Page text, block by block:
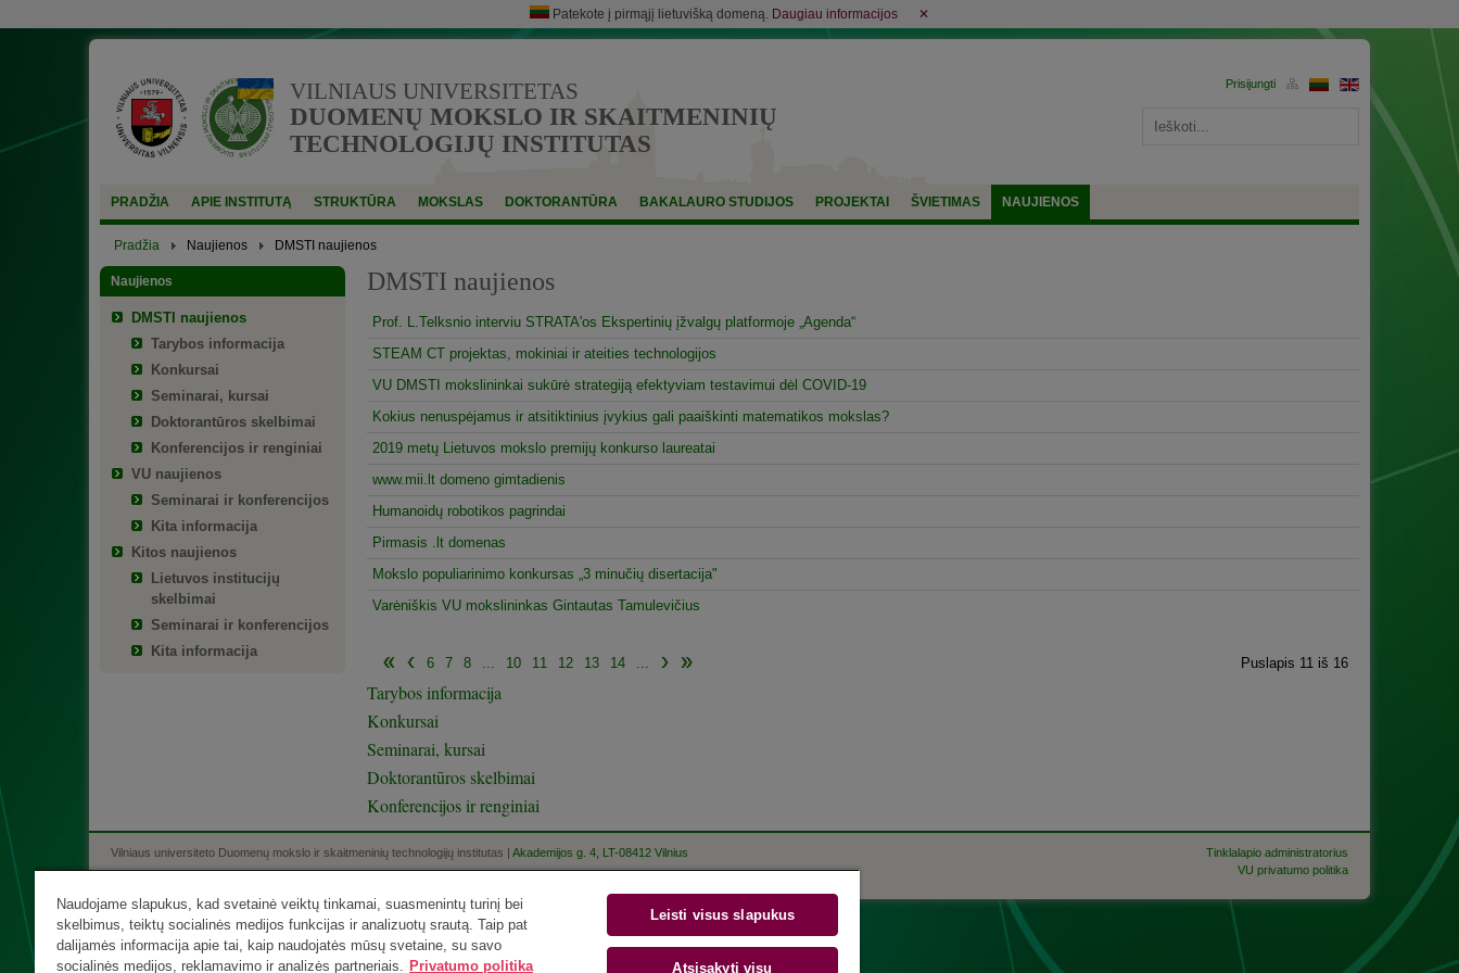
Patekote į pirmąjį lietuvišką domeną. Daugiau informacijos ✕
VILNIAUS UNIVERSITETAS
DUOMENŲ MOKSLO IR SKAITMENINIŲ
TECHNOLOGIJŲ INSTITUTAS
PRADŽIA APIE INSTITUTĄ STRUKTŪRA MOKSLAS DOKTORANTŪRA BAKALAURO STUDIJOS PROJEKTAI ŠVIETIMAS NAUJIENOS
Pradžia Naujienos DMSTI naujienos
Naujienos
DMSTI naujienos
Tarybos informacija
Konkursai
Seminarai, kursai
Doktorantūros skelbimai
Konferencijos ir renginiai
VU naujienos
Seminarai ir konferencijos
Kita informacija
Kitos naujienos
Lietuvos institucijų
skelbimai
Seminarai ir konferencijos
Kita informacija
DMSTI naujienos
Prof. L.Telksnio interviu STRATA'os Ekspertinių įžvalgų platformoje „Agenda“
STEAM CT projektas, mokiniai ir ateities technologijos
VU DMSTI mokslininkai sukūrė strategiją efektyviam testavimui dėl COVID-19
Kokius nenuspėjamus ir atsitiktinius įvykius gali paaiškinti matematikos mokslas?
2019 metų Lietuvos mokslo premijų konkurso laureatai
www.mii.lt domeno gimtadienis
Humanoidų robotikos pagrindai
Pirmasis .lt domenas
Mokslo populiarinimo konkursas „3 minučių disertacija"
Varėniškis VU mokslininkas Gintautas Tamulevičius
Puslapis 11 iš 16
6 7 8 ... 10 11 12 13 14 ...
Tarybos informacija
Konkursai
Seminarai, kursai
Doktorantūros skelbimai
Konferencijos ir renginiai
Vilniaus universiteto Duomenų mokslo ir skaitmeninių technologijų institutas | Akademijos g. 4, LT-08412 Vilnius
Tinklalapio administratorius
VU privatumo politika
Naudojame slapukus, kad svetainė veiktų tinkamai, suasmenintų turinį bei
skelbimus, teiktų socialinės medijos funkcijas ir analizuotų srautą. Taip pat
dalijamės informacija apie tai, kaip naudojatės mūsų svetaine, su savo
socialinės medijos, reklamavimo ir analizės partneriais. Privatumo politika
Leisti visus slapukus
Atsisakyti visų